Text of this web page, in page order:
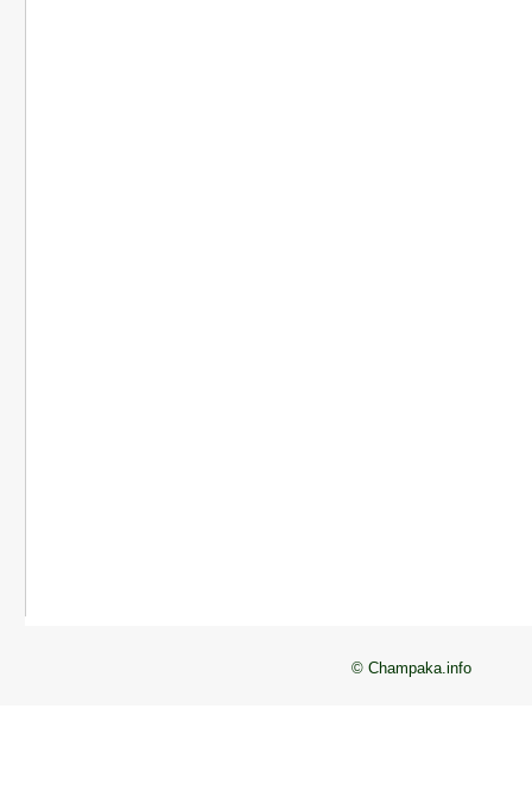
© Champaka.info